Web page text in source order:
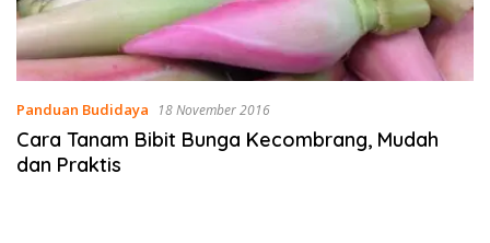
Panduan Budidaya 18 November 2016
Cara Tanam Bibit Bunga Kecombrang, Mudah
dan Praktis